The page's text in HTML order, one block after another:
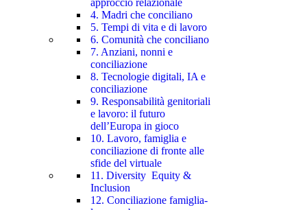
approccio relazionale
4. Madri che conciliano
5. Tempi di vita e di lavoro
6. Comunità che conciliano
7. Anziani, nonni e
conciliazione
8. Tecnologie digitali, IA e
conciliazione
9. Responsabilità genitoriali
e lavoro: il futuro
dell’Europa in gioco
10. Lavoro, famiglia e
conciliazione di fronte alle
sfide del virtuale
11. Diversity Equity &
Inclusion
12. Conciliazione famiglia-